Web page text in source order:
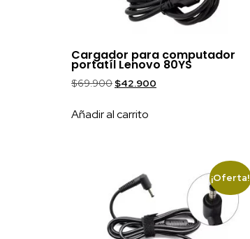
Cargador para computador
portatíl Lenovo 80YS
$69.900 $42.900
Añadir al carrito
¡Oferta!